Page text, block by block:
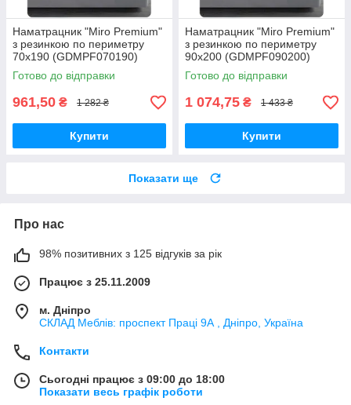
Наматрацник "Miro Premium"
з резинкою по периметру
70x190 (GDMPF070190)
Готово до відправки
961,50 ₴ 1 282 ₴
Купити
Наматрацник "Miro Premium"
з резинкою по периметру
90x200 (GDMPF090200)
Готово до відправки
1 074,75 ₴ 1 433 ₴
Купити
Показати ще
Про нас
98% позитивних з 125 відгуків за рік
Працює з 25.11.2009
м. Дніпро
СКЛАД Меблів: проспект Праці 9А , Дніпро, Україна
Контакти
Сьогодні працює з 09:00 до 18:00
Показати весь графік роботи